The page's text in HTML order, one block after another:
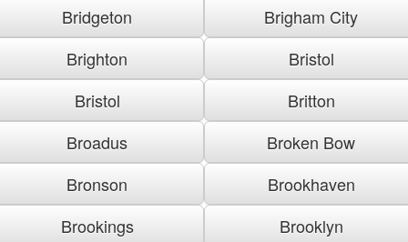
Bridgeton
Brigham City
Brighton
Bristol
Bristol
Britton
Broadus
Broken Bow
Bronson
Brookhaven
Brookings
Brooklyn